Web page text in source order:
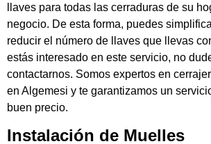
llaves para todas las cerraduras de su
negocio. De esta forma, puedes
reducir el número de llaves que llevas
estás interesado en este servicio, no
contactarnos. Somos expertos en
en Algemesi y te garantizamos un
buen precio.
Instalación de Muelles